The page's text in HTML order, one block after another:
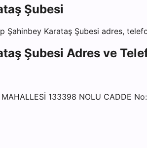
Şubesi
Şahinbey Karataş Şubesi adres,
Şubesi Adres ve
133398 NOLU CADDE